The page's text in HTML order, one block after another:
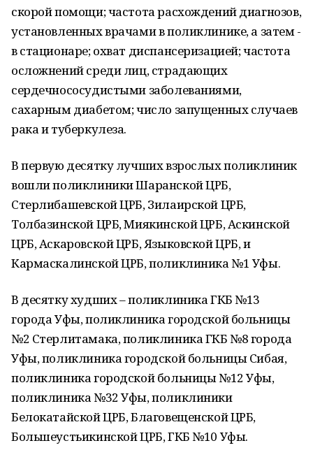
скорой помощи; частота расхождений диагнозов,
установленных врачами в поликлинике, а затем -
в стационаре; охват диспансеризацией; частота
осложнений среди лиц, страдающих
сердечнососудистыми заболеваниями,
сахарным диабетом; число запущенных случаев
рака и туберкулеза.
В первую десятку лучших взрослых поликлиник
вошли поликлиники Шаранской ЦРБ,
Стерлибашевской ЦРБ, Зилаирской ЦРБ,
Толбазинской ЦРБ, Миякинской ЦРБ, Аскинской
ЦРБ, Аскаровской ЦРБ, Языковской ЦРБ, и
Кармаскалинской ЦРБ, поликлиника №1 Уфы.
В десятку худших – поликлиника ГКБ №13
города Уфы, поликлиника городской больницы
№2 Стерлитамака, поликлиника ГКБ №8 города
Уфы, поликлиника городской больницы Сибая,
поликлиника городской больницы №12 Уфы,
поликлиника №32 Уфы, поликлиники
Белокатайской ЦРБ, Благовещенской ЦРБ,
Большеустьикинской ЦРБ, ГКБ №10 Уфы.